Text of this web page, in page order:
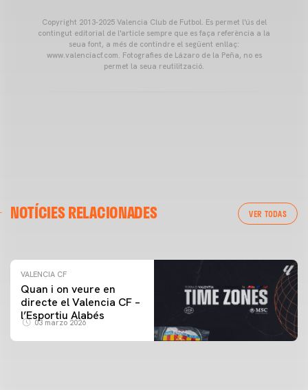
Copyright 2013-2025 Valencia Club de Futbol. Es permet l'ús del
contingut editorial de l'article sempre que es faça referència a la
seua font, a més de contindre el següent enllaç:
www.valenciacf.com. Fotografies de Lázaro de la Peña, no es
permet la seua reutilització.
NOTÍCIES RELACIONADES VER TODAS
ENTRENAMENT DEL VALENCIA CF 04/03/26
VALENCIA CF
Quan i on veure en
directe el Valencia CF –
l’Esportiu Alabés
03 marzo 2026